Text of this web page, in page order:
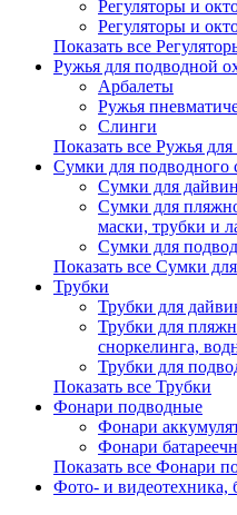
Регуляторы и
Регуляторы и
Показать все
Ружья для подводной
Арбалеты
Ружья
Слинги
Показать все Ружья
Сумки для подводного
Сумки для
Сумки для
маски, трубки и
Сумки для
Показать все Сумки
Трубки
Трубки для
Трубки для
сноркелинга,
Трубки для
Показать все Трубки
Фонари подводные
Фонари
Фонари
Показать все Фонари
Фото- и видеотехника,